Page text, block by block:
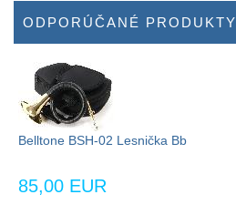
ODPORÚČANÉ PRODUKTY
Belltone BSH-02 Lesnička Bb
85,00 EUR